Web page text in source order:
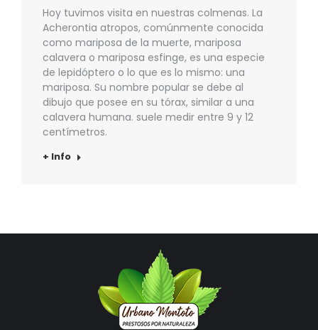
Hoy tuvimos visita en nuestras colmenas. La
Acherontia atropos, comúnmente conocida
como mariposa de la muerte, mariposa
calavera o mariposa esfinge, es una especie
de lepidóptero o lo que es lo mismo: una
mariposa. Su nombre popular se debe al
dibujo que posee en su tórax, similar a una
calavera humana. suele medir entre 9 y 12
centímetros.
+ Info